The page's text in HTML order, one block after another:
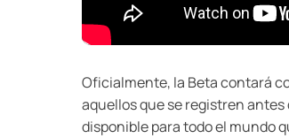
Oficialmente, la Beta contará
aquellos que se registren antes
disponible para todo el mundo